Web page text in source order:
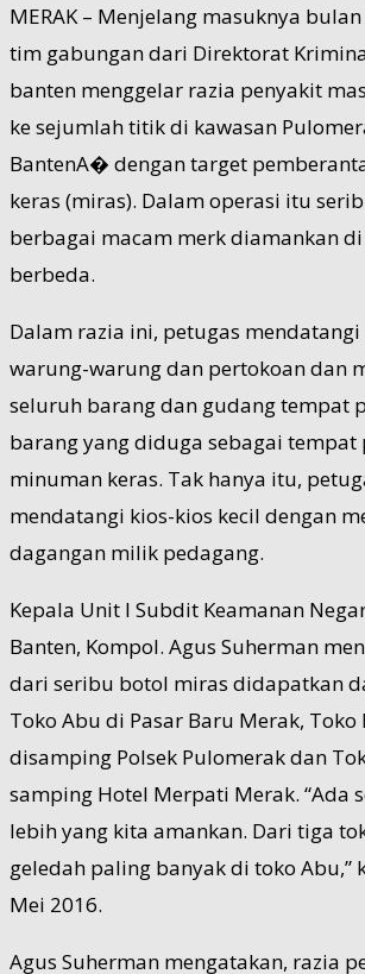
MERAK – Menjelang masuknya
tim gabungan dari Direktorat
banten menggelar razia penyakit
ke sejumlah titik di kawasan
BantenA� dengan target
keras (miras). Dalam operasi itu
berbagai macam merk diamankan
berbeda.
Dalam razia ini, petugas
warung-warung dan pertokoan dan
seluruh barang dan gudang tempat
barang yang diduga sebagai tempat
minuman keras. Tak hanya itu,
mendatangi kios-kios kecil dengan
dagangan milik pedagang.
Kepala Unit I Subdit Keamanan
Banten, Kompol. Agus Suherman
dari seribu botol miras didapatkan
Toko Abu di Pasar Baru Merak, Toko
disamping Polsek Pulomerak dan
samping Hotel Merpati Merak. “Ada
lebih yang kita amankan. Dari tiga
geledah paling banyak di toko Abu,”
Mei 2016.
Agus Suherman mengatakan, razia